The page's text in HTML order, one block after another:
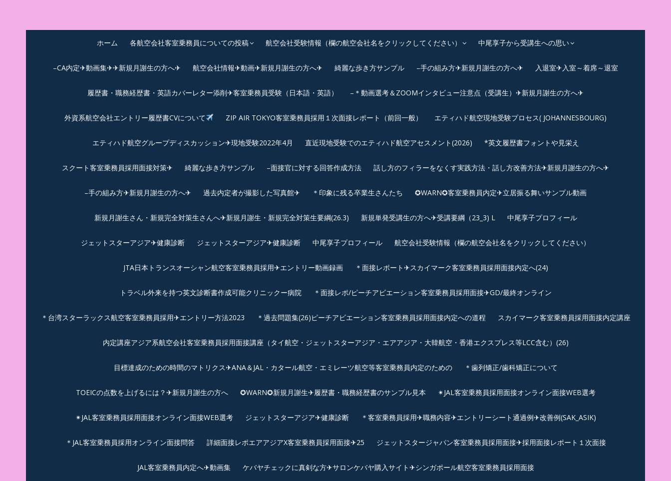
中尾享子CA内定&TOEIC点数UPｽｸｰﾙ
ホーム
各航空会社客室乗務員についての投稿 航空会社受験情報（欄の航空会社名をクリックしてください） 中尾享子から受講生への思い
–CA内定✈動画集✈✈新規月謝生の方へ✈ 航空会社情報✈動画✈新規月謝生の方へ✈ 綺麗な歩き方サンプル –手の組み方✈新規月謝生の方へ✈ 入退室✈入室～着席～退室
履歴書・職務経歴書・英語カバーレター添削✈客室乗務員受験（日本語・英語） –＊動画選考＆ZOOMインタビュー注意点（受講生）✈新規月謝生の方へ✈
外資系航空会社エントリー履歴書CVについて ZIP AIR TOKYO客室乗務員採用１次面接レポート（前回一般） エティハド航空現地受験プロセス( JOHANNESBOURG)
エティハド航空グループディスカッション✈︎現地受験2022年4月 直近現地受験でのエティハド航空アセスメント(2026) *英文履歴書フォントや見栄え
スクート客室乗務員採用面接対策✈︎ 綺麗な歩き方サンプル –面接官に対する回答作成方法 話し方のフィラーをなくす実践方法・話し方改善方法✈新規月謝生の方へ✈
–手の組み方✈新規月謝生の方へ✈ 過去内定者が撮影した写真館✈ ＊印象に残る卒業生さんたち ✪WARN✪客室乗務員内定✈立居振る舞いサンプル動画
新規月謝生さん・新規完全対策生さんへ✈新規月謝生・新規完全対策生要綱(26.3) 新規単発受講生の方へ✈受講要綱（23_3) L 中尾享子プロフィール
ジェットスターアジア✈︎健康診断 ジェットスターアジア✈︎健康診断 中尾享子プロフィール 航空会社受験情報（欄の航空会社名をクリックしてください）
JTA日本トランスオーシャン航空客室乗務員採用✈エントリー動画録画 ＊面接レポート✈スカイマーク客室乗務員採用面接内定へ(24)
トラベル外来を持つ英文診断書作成可能クリニックー病院 ＊面接レポ/ピーチアビエーション客室乗務員採用面接✈GD/最終オンライン
＊台湾スターラックス航空客室乗務員採用✈エントリー方法2023 ＊過去問題集(26)ピーチアビエーション客室乗務員採用面接内定への道程 スカイマーク客室乗務員採用面接内定講座
内定講座アジア系航空会社客室乗務員採用面接講座（タイ航空・ジェットスターアジア・エアアジア・大韓航空・香港エクスプレス等LCC含む）(26)
目標達成のための時間のマトリクス✈ANA＆JAL・カタール航空・エミレーツ航空等客室乗務員内定のための ＊歯列矯正/歯科矯正について
TOEICの点数を上げるには？✈新規月謝生の方へ ✪WARN✪新規月謝生✈履歴書・職務経歴書のサンプル見本 ✴︎JAL客室乗務員採用面接オンライン面接WEB選考
✴︎JAL客室乗務員採用面接オンライン面接WEB選考 ジェットスターアジア✈︎健康診断 ＊客室乗務員採用✈職務内容✈エントリーシート通過例✈改善例(SAK_ASIK)
＊JAL客室乗務員採用オンライン面接問答 詳細面接レポエアアジアX客室乗務員採用面接✈25 ジェットスタージャパン客室乗務員採用面接✈採用面接レポート１次面接
JAL客室乗務員内定へ✈動画集 ケバヤチェックに真剣な方✈サロンケバヤ購入サイト✈シンガポール航空客室乗務員採用面接